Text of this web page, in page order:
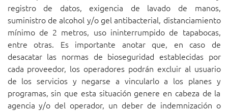
registro de datos, exigencia de lavado de manos,
suministro de alcohol y/o gel antibacterial, distanciamiento
mínimo de 2 metros, uso ininterrumpido de tapabocas,
entre otras. Es importante anotar que, en caso de
desacatar las normas de bioseguridad establecidas por
cada proveedor, los operadores podrán excluir al usuario
de los servicios y negarse a vincularlo a los planes y
programas, sin que esta situación genere en cabeza de la
agencia y/o del operador, un deber de indemnización o